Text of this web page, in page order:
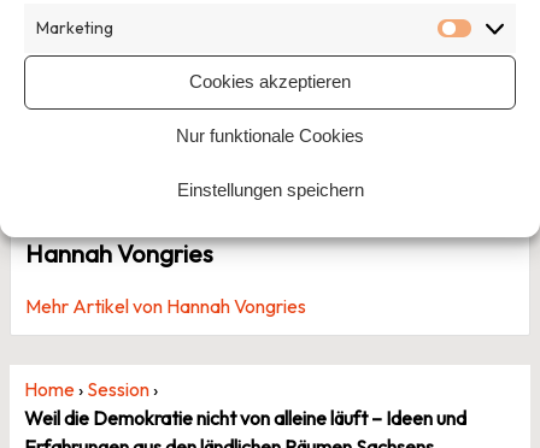
Marketing
Cookies akzeptieren
Nur funktionale Cookies
Einstellungen speichern
Veröffentlicht am
Beitragsnavigation
Hannah Vongries
Mehr Artikel von Hannah Vongries
Home› Session›
Weil die Demokratie nicht von alleine läuft – Ideen und